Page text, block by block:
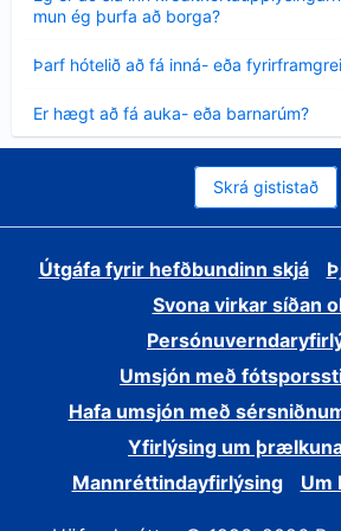
mun ég þurfa að borga?
Þarf hótelið að fá inná- eða
sýnt
Er hægt að fá auka- eða barnarúm?
sýnt
Skrá gististað
Útgáfa fyrir hefðbundinn skjá
Svona virkar síðan
Umsjón með
Hafa umsjón með
Yfirlýsing um
Mannréttindayfirlýsing
Um